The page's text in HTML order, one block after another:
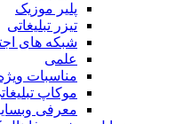
پلیر موزیک
تیزر تبلیغاتی
شبکه های
علمی
مناسبات
موکاپ
معرفی